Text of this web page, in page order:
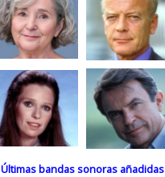
Últimas bandas sonoras añadidas